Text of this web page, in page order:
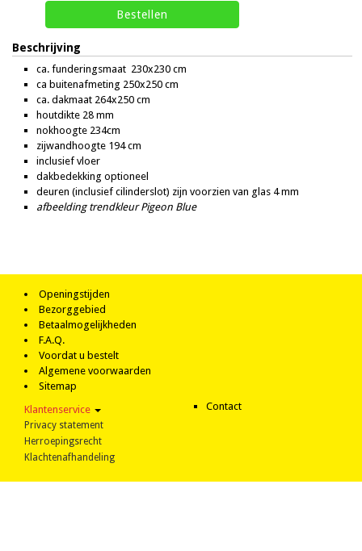
Beschrijving
ca. funderingsmaat 230x230 cm
ca buitenafmeting 250x250 cm
ca. dakmaat 264x250 cm
houtdikte 28 mm
nokhoogte 234cm
zijwandhoogte 194 cm
inclusief vloer
dakbedekking optioneel
deuren (inclusief cilinderslot) zijn voorzien van glas 4 mm
afbeelding trendkleur Pigeon Blue
Openingstijden
Bezorggebied
Betaalmogelijkheden
F.A.Q.
Voordat u bestelt
Algemene voorwaarden
Sitemap
Klantenservice
Privacy statement
Herroepingsrecht
Klachtenafhandeling
Contact